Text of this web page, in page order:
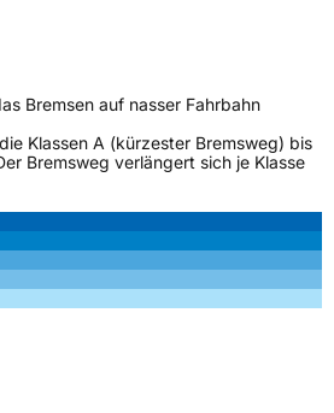
Bremsen auf nasser Fahrbahn
Klassen A (kürzester Bremsweg) bis
Bremsweg verlängert sich je Klasse